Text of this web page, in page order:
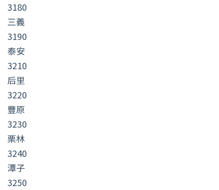
3180
三義
3190
泰安
3210
后里
3220
豐原
3230
栗林
3240
潭子
3250